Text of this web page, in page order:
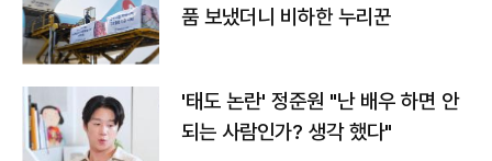
품 보냈더니 비하한 누리꾼
'태도 논란' 정준원 "난 배우 하면 안
되는 사람인가? 생각 했다"